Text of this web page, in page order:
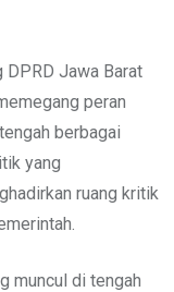
DPRD Jawa Barat
peran
berbagai
yang
ruang kritik
muncul di tengah